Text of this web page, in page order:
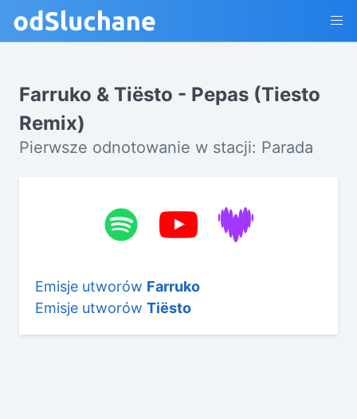
Farruko & Tiësto - Pepas (Tiesto
Remix)
Pierwsze odnotowanie w stacji: Parada
Emisje utworów Farruko
Emisje utworów Tiësto